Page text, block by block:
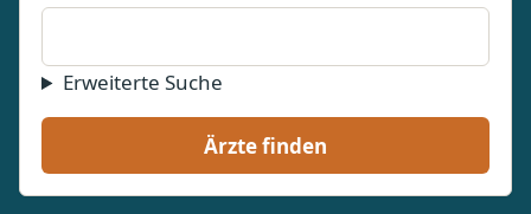
Erweiterte Suche
Ärzte finden